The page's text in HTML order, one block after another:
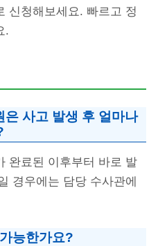
신청해보세요. 빠르고 정
.
은 사고 발생 후 얼마나
완료된 이후부터 바로 발
경우에는 담당 수사관에
능한가요?